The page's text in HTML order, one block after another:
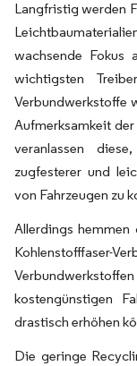
Langfristig werden
wachsende Fokus
wichtigsten
Verbundwerkstoffe
Aufmerksamkeit
veranlassen
zugfesterer und
von Fahrzeugen zu
Allerdings
kostengünstigen
drastisch erhöhen
Die geringe